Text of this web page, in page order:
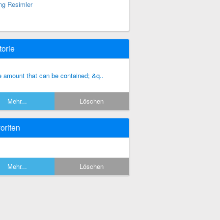
Resimler
amount that can be contained; &q..
Mehr... Löschen
Mehr... Löschen